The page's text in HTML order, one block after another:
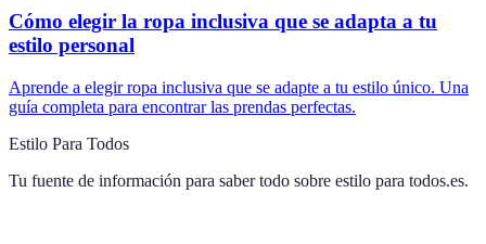
Cómo elegir la ropa inclusiva que se adapta a tu
estilo personal
Aprende a elegir ropa inclusiva que se adapte a tu estilo único. Una
guía completa para encontrar las prendas perfectas.
Estilo Para Todos
Tu fuente de información para saber todo sobre estilo para todos.es.